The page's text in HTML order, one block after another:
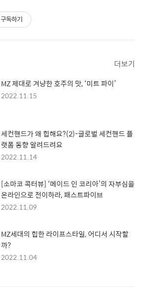
구독하기
더보기
MZ 제대로 겨냥한 호주의 맛, ‘미트 파이’
2022.11.15
세컨핸드가 왜 힙해요?(2)-글로벌 세컨핸드 플
랫폼 동향 알려드려요
2022.11.14
[소마코 콕터뷰] ‘메이드 인 코리아’의 자부심을
온라인으로 전이하라, 패스트파이브
2022.11.09
MZ세대의 힙한 라이프스타일, 어디서 시작할
까?
2022.11.04